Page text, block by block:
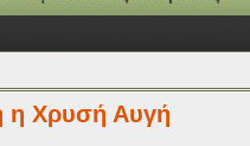
η Χρυσή Αυγή